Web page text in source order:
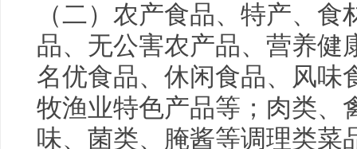
（二）农产食品、特产、食
品、无公害农产品、营养健
名优食品、休闲食品、风味
牧渔业特色产品等；肉类、
味、菌类、腌酱等调理类菜